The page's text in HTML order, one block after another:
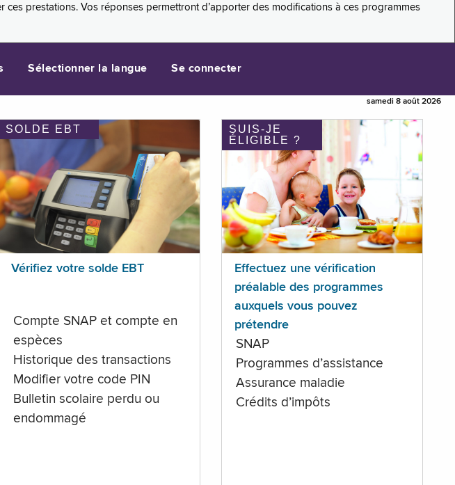
prestations. Vos réponses permettront d’apporter des modifications à ces programmes
Sélectionner la langue Se connecter
samedi 8 août 2026
SOLDE EBT
Vérifiez votre solde EBT
Compte SNAP et compte en
espèces
Historique des transactions
Modifier votre code PIN
Bulletin scolaire perdu ou
endommagé
SUIS-JE
ÉLIGIBLE ?
Effectuez une vérification
préalable des programmes
auxquels vous pouvez
prétendre
SNAP
Programmes d’assistance
Assurance maladie
Crédits d’impôts